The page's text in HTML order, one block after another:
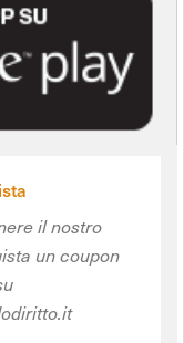
il nostro
un coupon